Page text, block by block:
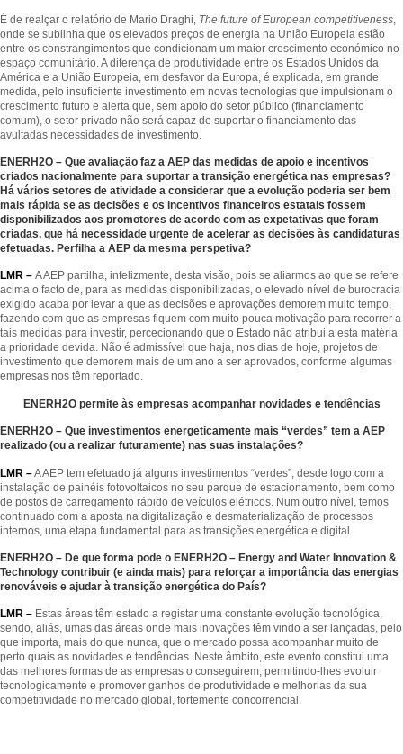
É de realçar o relatório de Mario Draghi, The future of European competitiveness
onde se sublinha que os elevados preços de energia na União Europeia estão
entre os constrangimentos que condicionam um maior crescimento económico no
espaço comunitário. A diferença de produtividade entre os Estados Unidos da
América e a União Europeia, em desfavor da Europa, é explicada, em grande
medida, pelo insuficiente investimento em novas tecnologias que impulsionam o
crescimento futuro e alerta que, sem apoio do setor público (financiamento
comum), o setor privado não será capaz de suportar o financiamento das
avultadas necessidades de investimento.
ENERH2O – Que avaliação faz a AEP das medidas de apoio e incentivos
criados nacionalmente para suportar a transição energética nas empresas?
Há vários setores de atividade a considerar que a evolução poderia ser bem
mais rápida se as decisões e os incentivos financeiros estatais fossem
disponibilizados aos promotores de acordo com as expetativas que foram
criadas, que há necessidade urgente de acelerar as decisões às candidaturas
efetuadas. Perfilha a AEP da mesma perspetiva?
LMR – A AEP partilha, infelizmente, desta visão, pois se aliarmos ao que se refere
acima o facto de, para as medidas disponibilizadas, o elevado nível de burocracia
exigido acaba por levar a que as decisões e aprovações demorem muito tempo,
fazendo com que as empresas fiquem com muito pouca motivação para recorrer a
tais medidas para investir, percecionando que o Estado não atribui a esta matéria
a prioridade devida. Não é admissível que haja, nos dias de hoje, projetos de
investimento que demorem mais de um ano a ser aprovados, conforme algumas
empresas nos têm reportado.
ENERH2O permite às empresas acompanhar novidades e tendências
ENERH2O – Que investimentos energeticamente mais “verdes” tem a AEP
realizado (ou a realizar futuramente) nas suas instalações?
LMR –A AEP tem efetuado já alguns investimentos “verdes”, desde logo com a
instalação de painéis fotovoltaicos no seu parque de estacionamento, bem como
de postos de carregamento rápido de veículos elétricos. Num outro nível, temos
continuado com a aposta na digitalização e desmaterialização de processos
internos, uma etapa fundamental para as transições energética e digital.
ENERH2O – De que forma pode o ENERH2O – Energy and Water Innovation &
Technology contribuir (e ainda mais) para reforçar a importância das energias
renováveis e ajudar à transição energética do País?
LMR – Estas áreas têm estado a registar uma constante evolução tecnológica,
sendo, aliás, umas das áreas onde mais inovações têm vindo a ser lançadas, pelo
que importa, mais do que nunca, que o mercado possa acompanhar muito de
perto quais as novidades e tendências. Neste âmbito, este evento constitui uma
das melhores formas de as empresas o conseguirem, permitindo-lhes evoluir
tecnologicamente e promover ganhos de produtividade e melhorias da sua
competitividade no mercado global, fortemente concorrencial.